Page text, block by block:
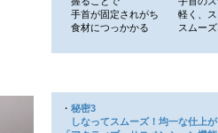
手首が固定されがち 軽く、ス
食材につっかかる スムーズ
・秘密3
しなってスムーズ！均一な仕上